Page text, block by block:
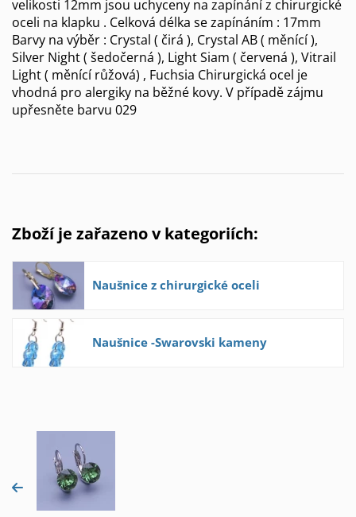
velikosti 12mm jsou uchyceny na zapínání z chirurgické
oceli na klapku . Celková délka se zapínáním : 17mm
Barvy na výběr : Crystal ( čirá ), Crystal AB ( měnící ),
Silver Night ( šedočerná ), Light Siam ( červená ), Vitrail
Light ( měnící růžová) , Fuchsia Chirurgická ocel je
vhodná pro alergiky na běžné kovy. V případě zájmu
upřesněte barvu 029
Zboží je zařazeno v kategoriích:
Naušnice z chirurgické oceli
Naušnice -Swarovski kameny